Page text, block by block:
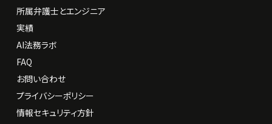
所属弁護士とエンジニア
実績
AI法務ラボ
FAQ
お問い合わせ
プライバシーポリシー
情報セキュリティ方針